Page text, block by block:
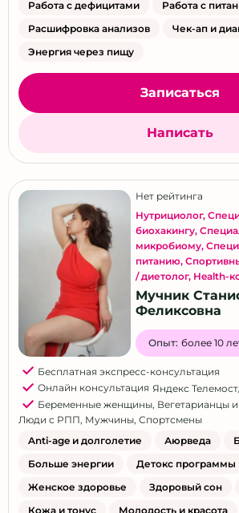
Работа с дефицитами
Работа с
Расшифровка анализов
Чек-ап и
Энергия через пищу
Записаться
Написать
Нет рейтинга
Нутрициолог,
биохакингу,
микробиому,
питанию,
/ диетолог, Health-
Мучник
Феликсовна
Опыт: более 10
Бесплатная экспресс-консультация
Онлайн консультация Яндекс
Беременные женщины, Вегетарианцы
Люди с РПП, Мужчины, Спортсмены
Anti-age и долголетие
Аюрведа
Больше энергии
Детокс программы
Женское здоровье
Здоровый сон
Кожа и тонус
Молодость и красота